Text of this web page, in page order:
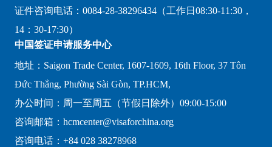
证件咨询电话：0084-28-38296434（工作日08:30-11:30，
14：30-17:30）
中国签证申请服务中心
地址：Saigon Trade Center, 1607-1609, 16th Floor, 37 Tôn
Đức Thắng, Phường Sài Gòn, TP.HCM,
办公时间：周一至周五（节假日除外）09:00-15:00
咨询邮箱：hcmcenter@visaforchina.org
咨询电话：+84 028 38278968